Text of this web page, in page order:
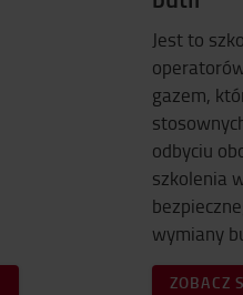
Jest to
gazem,
odbyciu
szkolenia
wymiany
ZOBACZ